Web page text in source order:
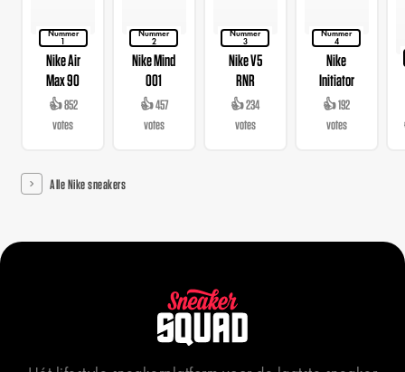
Nummer
1
Nike Air
Max 90
👍 852
votes
Nummer
2
Nike Mind
001
👍 457
votes
Nummer
3
Nike V5
RNR
👍 234
votes
Nummer
4
Nike
Initiator
👍 192
votes
Alle Nike sneakers